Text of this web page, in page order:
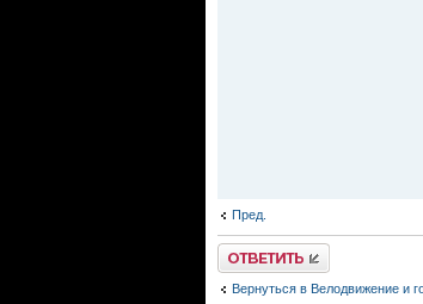
Пред.
Ответить
Вернуться в Велодвижение и